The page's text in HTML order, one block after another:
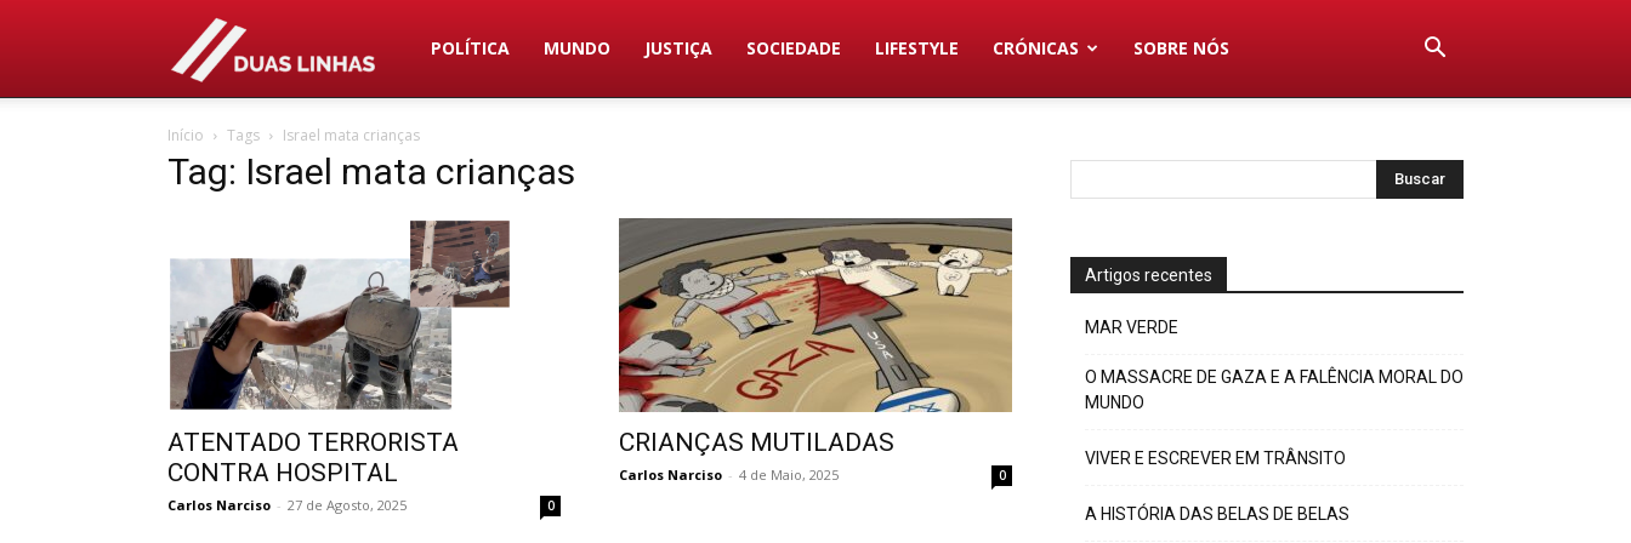
Duas
Linhas
POLÍTICA MUNDO JUSTIÇA SOCIEDADE LIFESTYLE CRÓNICAS SOBRE NÓS
Início Tags Israel mata crianças
Tag: Israel mata crianças
ATENTADO TERRORISTA
CONTRA HOSPITAL
Carlos Narciso - 27 de Agosto, 2025 0
CRIANÇAS MUTILADAS
Carlos Narciso - 4 de Maio, 2025 0
Artigos recentes
MAR VERDE
O MASSACRE DE GAZA E A FALÊNCIA MORAL DO
MUNDO
VIVER E ESCREVER EM TRÂNSITO
A HISTÓRIA DAS BELAS DE BELAS